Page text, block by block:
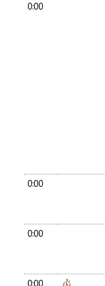
0:00
0:00
0:00
0:00